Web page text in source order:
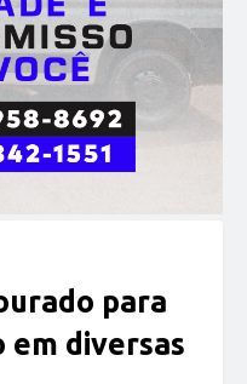
para
em diversas